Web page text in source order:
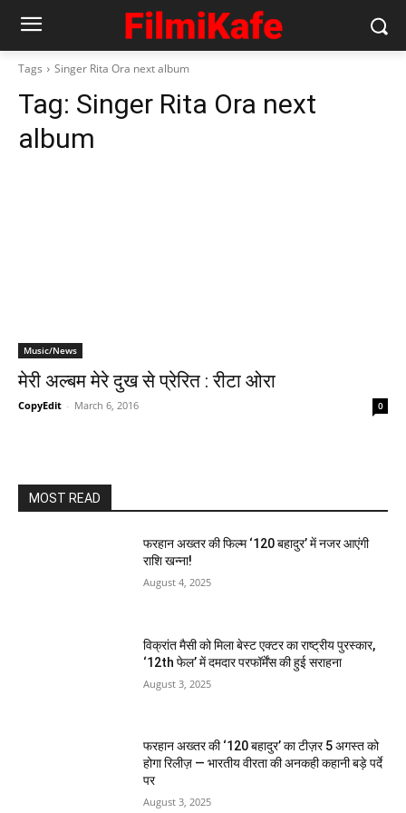
Tags Singer Rita Ora next album
Tag: Singer Rita Ora next
album
Music/News
मेरी अल्बम मेरे दुख से प्रेरित : रीटा ओरा
CopyEdit - March 6, 2016 0
MOST READ
फरहान अख्तर की फिल्म ‘120 बहादुर’ में नजर आएंगी
राशि खन्ना!
August 4, 2025
विक्रांत मैसी को मिला बेस्ट एक्टर का राष्ट्रीय पुरस्कार,
‘12th फेल’ में दमदार परफॉर्मेंस की हुई सराहना
August 3, 2025
फरहान अख्तर की ‘120 बहादुर’ का टीज़र 5 अगस्त को
होगा रिलीज़ — भारतीय वीरता की अनकही कहानी बड़े पर्दे
पर
August 3, 2025